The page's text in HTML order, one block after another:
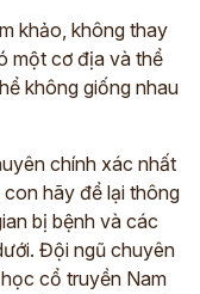
khảo, không thay
một cơ địa và thể
không giống nhau
chính xác nhất
hãy để lại thông
bị bệnh và các
Đội ngũ chuyên
cổ truyền Nam